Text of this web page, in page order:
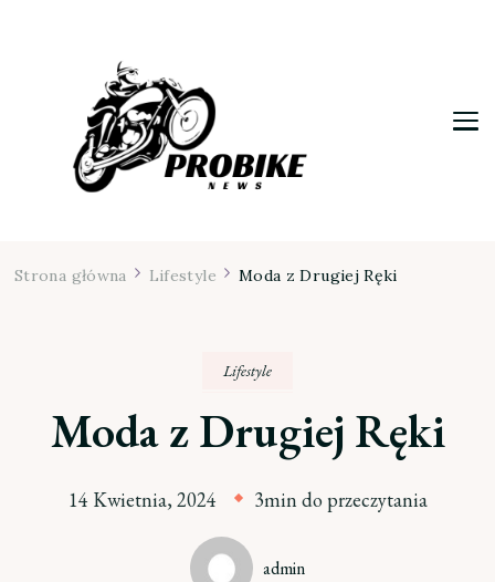
Strona główna Lifestyle Moda z Drugiej Ręki
Lifestyle
Moda z Drugiej Ręki
14 Kwietnia, 2024 3min do przeczytania
admin